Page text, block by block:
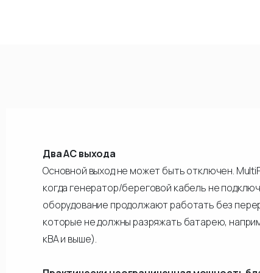
Два АС выхода
Основной выход не может быть отключен.
когда генератор/береговой кабель не
оборудование продолжают работать без
которые не должны разряжать батарею,
кВА и выше).